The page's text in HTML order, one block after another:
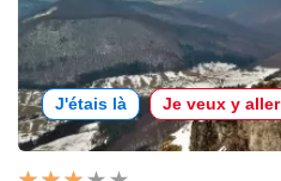
J'étais là Je veux y aller